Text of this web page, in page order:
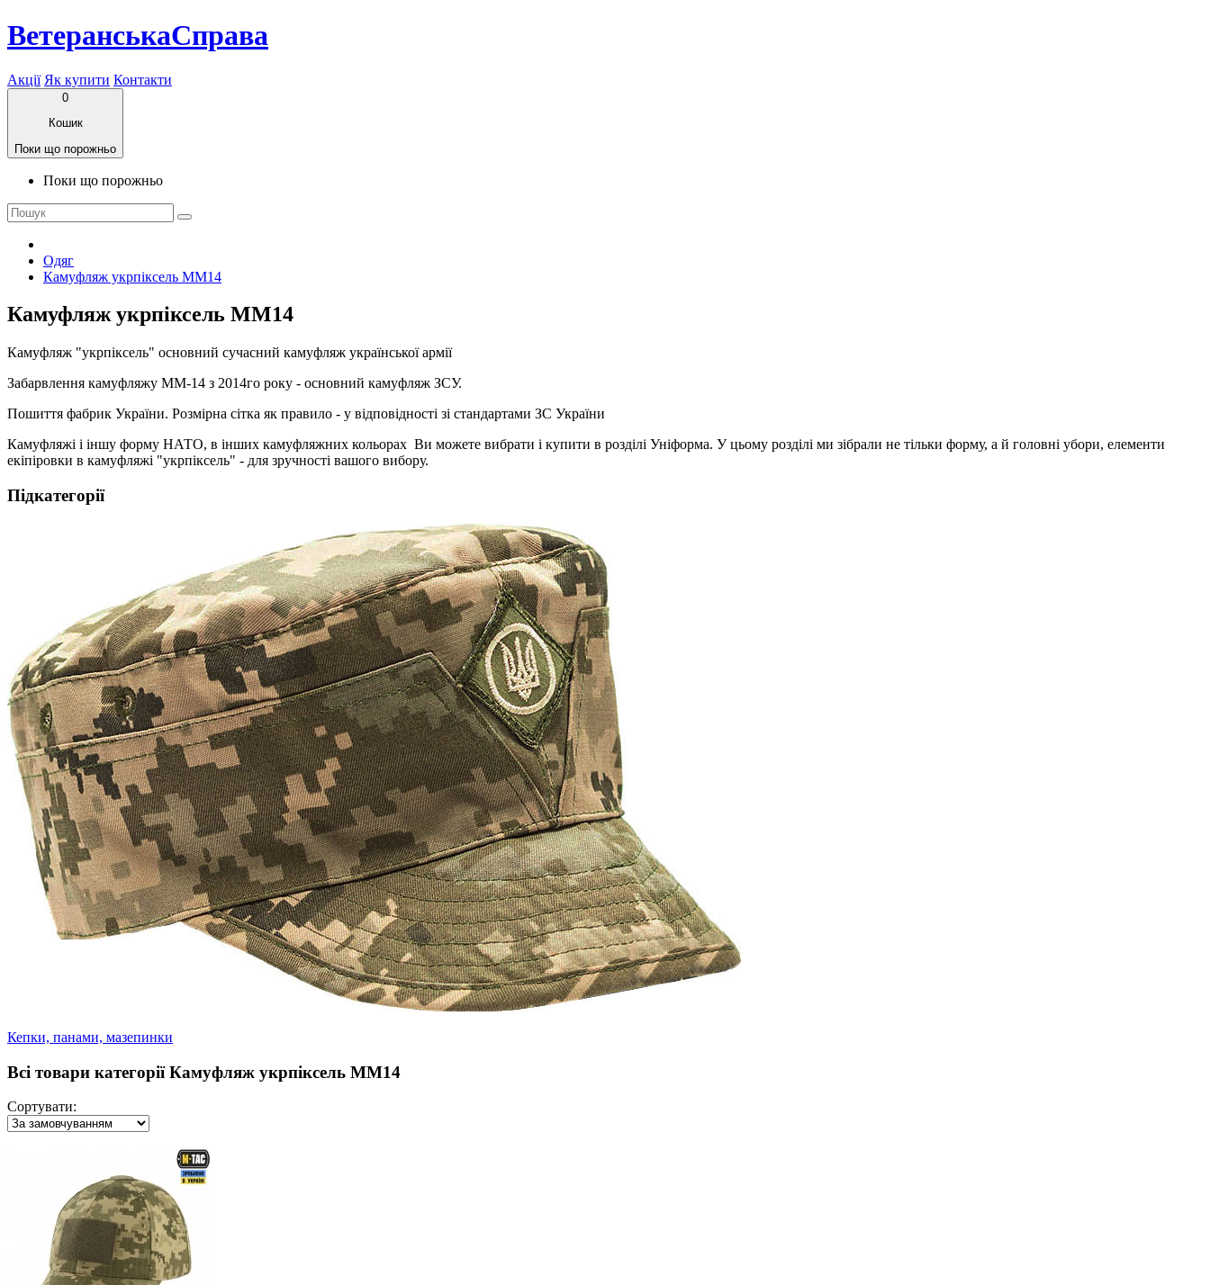
ВетеранськаСправа
Акції Як купити Контакти
0
Кошик
Поки що порожньо
Поки що порожньо
Одяг
Камуфляж укрпіксель ММ14
Камуфляж укрпіксель ММ14
Камуфляж "укрпіксель" основний сучасний камуфляж української армії
Забарвлення камуфляжу ММ-14 з 2014го року - основний камуфляж ЗСУ.
Пошиття фабрик України. Розмірна сітка як правило - у відповідності зі стандартами ЗС України
Камуфляжі і іншу форму НАТО, в інших камуфляжних кольорах Ви можете вибрати і купити в розділі Уніформа. У цьому розділі ми зібрали не тільки форму, а й головні убори, елементи
екіпіровки в камуфляжі "укрпіксель" - для зручності вашого вибору.
Підкатегорії
Кепки, панами, мазепинки
Всі товари категорії Камуфляж укрпіксель ММ14
Сортувати: